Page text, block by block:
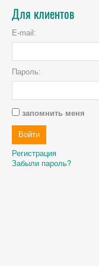
Для клиентов
E-mail:
Пароль:
запомнить меня
Регистрация
Забыли пароль?